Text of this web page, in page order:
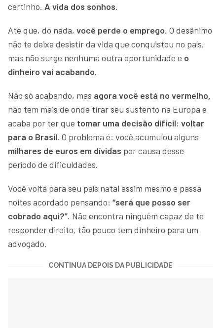
certinho. A vida dos sonhos.
Até que, do nada, você perde o emprego. O desânimo
não te deixa desistir da vida que conquistou no país,
mas não surge nenhuma outra oportunidade e o
dinheiro vai acabando.
Não só acabando, mas agora você está no vermelho,
não tem mais de onde tirar seu sustento na Europa e
acaba por ter que tomar uma decisão difícil: voltar
para o Brasil. O problema é: você acumulou alguns
milhares de euros em dívidas por causa desse
período de dificuldades.
Você volta para seu país natal assim mesmo e passa
noites acordado pensando: “será que posso ser
cobrado aqui?”. Não encontra ninguém capaz de te
responder direito, tão pouco tem dinheiro para um
advogado.
CONTINUA DEPOIS DA PUBLICIDADE